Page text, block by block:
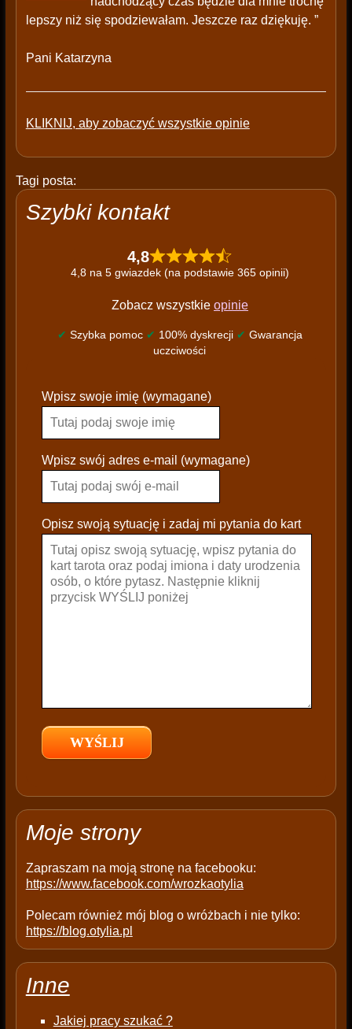
lepszy niż się spodziewałam. Jeszcze raz dziękuję. ”
Pani Katarzyna
KLIKNIJ, aby zobaczyć wszystkie opinie
Tagi posta:
Szybki kontakt
4,8
4,8 na 5 gwiazdek (na podstawie 365 opinii)
Zobacz wszystkie opinie
✔ Szybka pomoc ✔ 100% dyskrecji ✔ Gwarancja
uczciwości
l
a
s
e
a
e
e
p
y
Wpisz swoje imię (wymagane)
Wpisz swój adres e-mail (wymagane)
Opisz swoją sytuację i zadaj mi pytania do kart
Moje strony
Zapraszam na moją stronę na facebooku:
https://www.facebook.com/wrozkaotylia
Polecam również mój blog o wróżbach i nie tylko:
https://blog.otylia.pl
Inne
Jakiej pracy szukać ?